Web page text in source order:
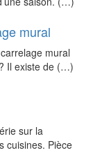
mural
mural
Il existe de (…)
sur la
cuisines. Pièce